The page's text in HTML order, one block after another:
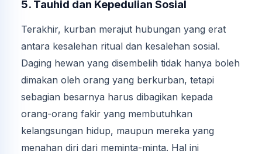
5. Tauhid dan Kepedulian Sosial
Terakhir, kurban merajut hubungan yang erat
antara kesalehan ritual dan kesalehan sosial.
Daging hewan yang disembelih tidak hanya boleh
dimakan oleh orang yang berkurban, tetapi
sebagian besarnya harus dibagikan kepada
orang-orang fakir yang membutuhkan
kelangsungan hidup, maupun mereka yang
menahan diri dari meminta-minta. Hal ini